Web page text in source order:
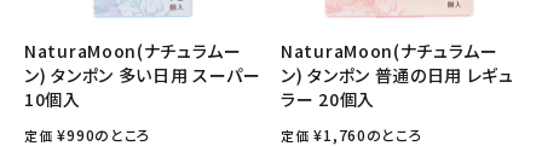
NaturaMoon(ナチュラムー
ン) タンポン 多い日用 スーパー
10個入
定価 ¥990のところ
NaturaMoon(ナチュラムー
ン) タンポン 普通の日用 レギュ
ラー 20個入
定価 ¥1,760のところ